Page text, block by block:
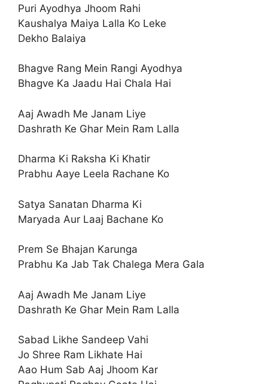
Puri Ayodhya Jhoom Rahi
Kaushalya Maiya Lalla Ko Leke
Dekho Balaiya
Bhagve Rang Mein Rangi Ayodhya
Bhagve Ka Jaadu Hai Chala Hai
Aaj Awadh Me Janam Liye
Dashrath Ke Ghar Mein Ram Lalla
Dharma Ki Raksha Ki Khatir
Prabhu Aaye Leela Rachane Ko
Satya Sanatan Dharma Ki
Maryada Aur Laaj Bachane Ko
Prem Se Bhajan Karunga
Prabhu Ka Jab Tak Chalega Mera Gala
Aaj Awadh Me Janam Liye
Dashrath Ke Ghar Mein Ram Lalla
Sabad Likhe Sandeep Vahi
Jo Shree Ram Likhate Hai
Aao Hum Sab Aaj Jhoom Kar